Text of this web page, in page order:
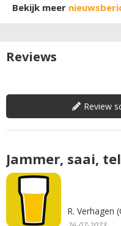
Bekijk meer
Reviews
Review
Jammer, saai,
R. Verhagen